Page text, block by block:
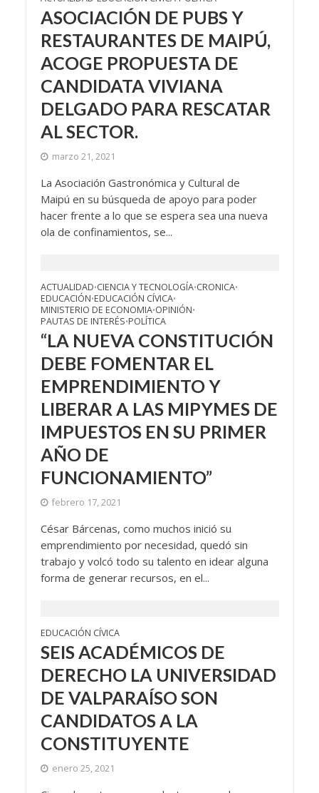
ASOCIACIÓN DE PUBS Y
RESTAURANTES DE MAIPÚ,
ACOGE PROPUESTA DE
CANDIDATA VIVIANA
DELGADO PARA RESCATAR
AL SECTOR.
marzo 21, 2021
La Asociación Gastronómica y Cultural de
Maipú en su búsqueda de apoyo para poder
hacer frente a lo que se espera sea una nueva
ola de confinamientos, se...
ACTUALIDAD•CIENCIA Y TECNOLOGÍA•CRONICA•
EDUCACIÓN•EDUCACIÓN CÍVICA•
MINISTERIO DE ECONOMIA•OPINIÓN•
PAUTAS DE INTERÉS•POLÍTICA
“LA NUEVA CONSTITUCIÓN
DEBE FOMENTAR EL
EMPRENDIMIENTO Y
LIBERAR A LAS MIPYMES DE
IMPUESTOS EN SU PRIMER
AÑO DE
FUNCIONAMIENTO”
febrero 17, 2021
César Bárcenas, como muchos inició su
emprendimiento por necesidad, quedó sin
trabajo y volcó todo su talento en idear alguna
forma de generar recursos, en el...
EDUCACIÓN CÍVICA
SEIS ACADÉMICOS DE
DERECHO LA UNIVERSIDAD
DE VALPARAÍSO SON
CANDIDATOS A LA
CONSTITUYENTE
enero 25, 2021